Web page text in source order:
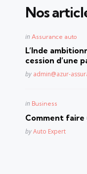
Nos
Posted
in Assurance auto
L’Inde
cession d’une
Posted
by admin@azur-
Posted
in Business
Comment faire
Posted
byAuto Expert